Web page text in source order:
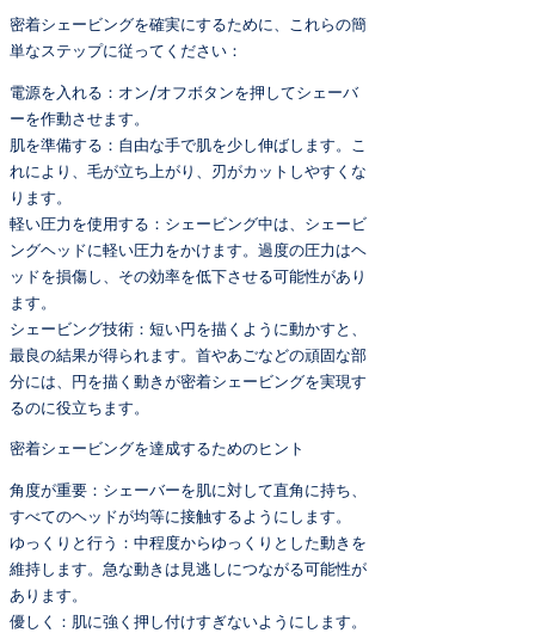
密着シェービングを確実にするために、これらの簡
単なステップに従ってください：
電源を入れる：オン/オフボタンを押してシェーバ
ーを作動させます。
肌を準備する：自由な手で肌を少し伸ばします。こ
れにより、毛が立ち上がり、刃がカットしやすくな
ります。
軽い圧力を使用する：シェービング中は、シェービ
ングヘッドに軽い圧力をかけます。過度の圧力はヘ
ッドを損傷し、その効率を低下させる可能性があり
ます。
シェービング技術：短い円を描くように動かすと、
最良の結果が得られます。首やあごなどの頑固な部
分には、円を描く動きが密着シェービングを実現す
るのに役立ちます。
密着シェービングを達成するためのヒント
角度が重要：シェーバーを肌に対して直角に持ち、
すべてのヘッドが均等に接触するようにします。
ゆっくりと行う：中程度からゆっくりとした動きを
維持します。急な動きは見逃しにつながる可能性が
あります。
優しく：肌に強く押し付けすぎないようにします。